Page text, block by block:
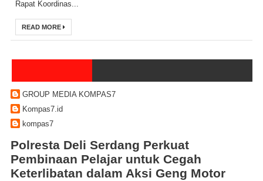
Rapat Koordinas...
READ MORE
GROUP MEDIA KOMPAS7
Kompas7.id
kompas7
Polresta Deli Serdang Perkuat
Pembinaan Pelajar untuk Cegah
Keterlibatan dalam Aksi Geng Motor